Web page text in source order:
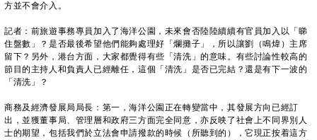
方並不會介入。
記者：前旅遊事務專員加入了海洋公園，未來會否陸陸續續有官員加入以「睇
住盤數」？是否最後希望他們能夠處理好「爛攤子」，所以讓劉（鳴煒）主席
留下？另外，港台方面，大家都覺得有些「清洗」的意味。有些討論性較高的
節目的主持人和負責人已經離任，這個「清洗」是否已完結？還是有下一波的
「清洗」？
商務及經濟發展局局長：第一，海洋公園正在轉變當中，其發展方向已經訂
出，並獲董事局、管理層和政府三方面完全同意，亦反映了社會上不同界別人
士的期望，包括我們於立法會申請撥款的時候（所聽到的），它現正按着這方